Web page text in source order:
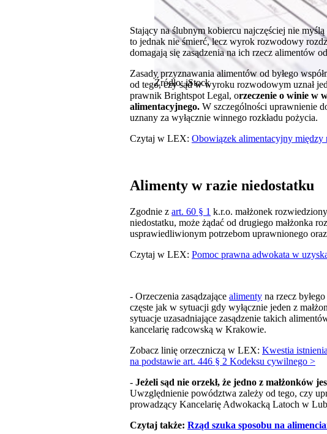
Źródło: iStock
Stający na ślubnym kobiercu najczęściej nie
to jednak nie śmierć, lecz wyrok rozwodowy
domagają się zasądzenia na ich rzecz alimentów
Zasady przyznawania alimentów od byłego
od tego, czy sąd w wyroku rozwodowym uznał
prawnik Brightspot Legal, orzeczenie o winie w
alimentacyjnego. W szczególności uprawnienie
uznany za wyłącznie winnego rozkładu pożycia.
Czytaj w LEX: Obowiązek alimentacyjny między
Alimenty w razie niedostatku
Zgodnie z art. 60 § 1 k.r.o. małżonek
niedostatku, może żądać od drugiego małżonka
usprawiedliwionym potrzebom uprawnionego
Czytaj w LEX: Pomoc prawna adwokata w
- Orzeczenia zasądzające alimenty na rzecz
częste jak w sytuacji gdy wyłącznie jeden z
sytuacje uzasadniające zasądzenie takich
kancelarię radcowską w Krakowie.
Zobacz linię orzeczniczą w LEX: Kwestia
na podstawie art. 446 § 2 Kodeksu cywilnego >
- Jeżeli sąd nie orzekł, że jedno z małżonków
Uwzględnienie powództwa zależy od tego, czy
prowadzący Kancelarię Adwokacką Latoch w
Czytaj także: Rząd szuka sposobu na